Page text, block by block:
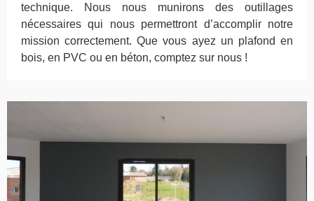
technique. Nous nous munirons des outillages
nécessaires qui nous permettront d’accomplir notre
mission correctement. Que vous ayez un plafond en
bois, en PVC ou en béton, comptez sur nous !